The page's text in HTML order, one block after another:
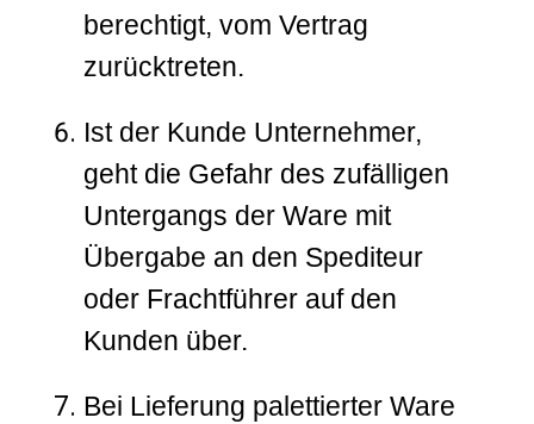
berechtigt, vom Vertrag
zurücktreten.
Ist der Kunde Unternehmer,
geht die Gefahr des zufälligen
Untergangs der Ware mit
Übergabe an den Spediteur
oder Frachtführer auf den
Kunden über.
Bei Lieferung palettierter Ware